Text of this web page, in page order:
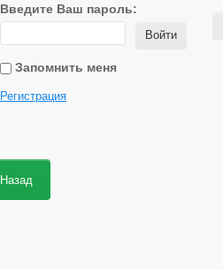
Введите Ваш пароль:
Войти
Запомнить меня
Регистрация
Назад